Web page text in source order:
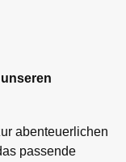
abenteuerlichen
passende